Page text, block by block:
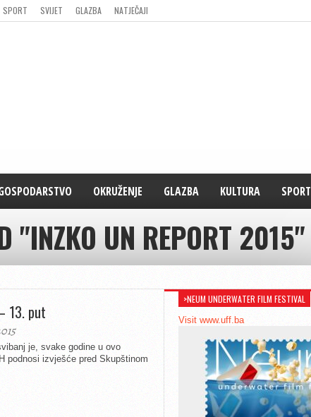
SPORT SVIJET GLAZBA
NATJEČAJI
OKRUŽENJE GLAZBA KULTURA SPORT
"INZKO UN REPORT 2015"
13. put
je, svake godine u ovo
podnosi izvješće pred Skupštinom
>NEUM UNDERWATER FILM FESTIVAL
Visit www.uff.ba